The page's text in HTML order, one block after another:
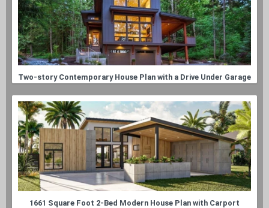
Two-story Contemporary House Plan with a Drive Under Garage
1661 Square Foot 2-Bed Modern House Plan with Carport